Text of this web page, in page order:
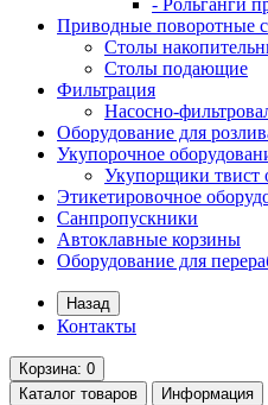
- Рольганги
Приводные поворотные
Столы
Столы подающие
Фильтрация
Насосно-
Оборудование для
Укупорочное
Укупорщики твист
Этикетировочное
Санпропускники
Автоклавные корзины
Оборудование для
Назад
Контакты
Корзина: 0
Каталог товаров Информация